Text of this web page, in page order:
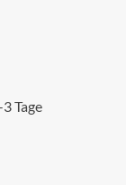
Tage